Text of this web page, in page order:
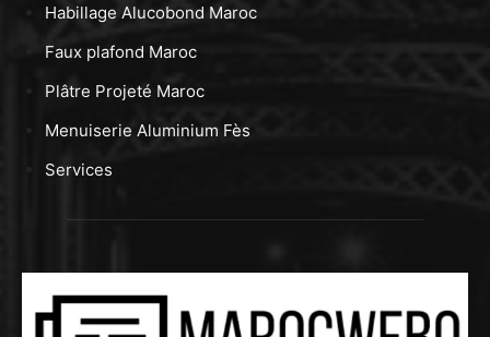
Habillage Alucobond Maroc
Faux plafond Maroc
Plâtre Projeté Maroc
Menuiserie Aluminium Fès
Services